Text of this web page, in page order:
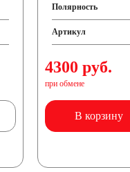
Полярность
Артикул
4300 руб.
при обмене
В корзину